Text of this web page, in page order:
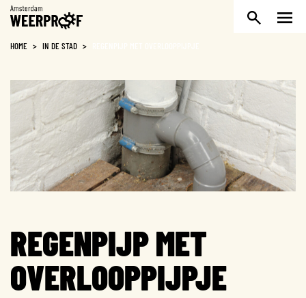
Weerproof
HOME > IN DE STAD >
REGENPIJP MET
OVERLOOPPIJPJE